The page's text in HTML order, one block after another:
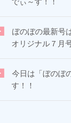
でぃ～す！！
ぼのぼの最新号
オリジナル７月
今日は「ぼのぼ
す！！